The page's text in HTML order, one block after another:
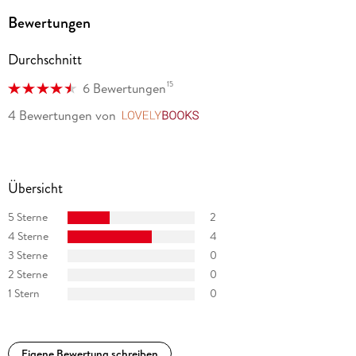
Bewertungen
Durchschnitt
6 Bewertungen15
4 Bewertungen von
Übersicht
5 Sterne
2
4 Sterne
4
3 Sterne
0
2 Sterne
0
1 Stern
0